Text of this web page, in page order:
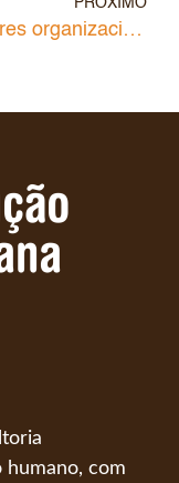
PRÓXIMO
10 Valores organizacionais mais importantes para o sucesso
humano, com